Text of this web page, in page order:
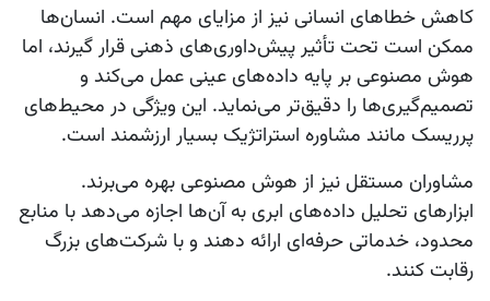
کاهش خطاهای انسانی نیز از مزایای مهم است. انسان‌ها
ممکن است تحت تأثیر پیش‌داوری‌های ذهنی قرار گیرند، اما
هوش مصنوعی بر پایه داده‌های عینی عمل می‌کند و
تصمیم‌گیری‌ها را دقیق‌تر می‌نماید. این ویژگی در محیط‌های
پرریسک مانند مشاوره استراتژیک بسیار ارزشمند است.
مشاوران مستقل نیز از هوش مصنوعی بهره می‌برند.
ابزارهای تحلیل داده‌های ابری به آن‌ها اجازه می‌دهد با منابع
محدود، خدماتی حرفه‌ای ارائه دهند و با شرکت‌های بزرگ
رقابت کنند.